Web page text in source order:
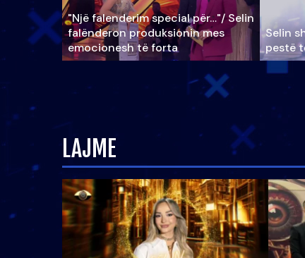
"Një falenderim special për…"/ Selin
falënderon produksionin mes
emocionesh të forta
Selin
pestë
LAJME